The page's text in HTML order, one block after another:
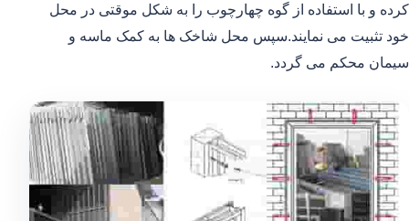
کرده و با استفاده از گوه چهارچوب را به شکل موقتی در محل
خود تثبیت می نمایند.سپس محل شاخک ها به کمک ماسه و
سیمان محکم می گردد.